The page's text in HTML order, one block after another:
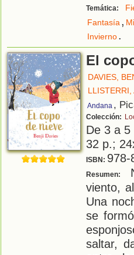
Temática:
Fantasía,
Invierno.
El
DAVIES,
LLISTERRI,
Andana ,
Colección:
De 3 a
32 p.;
ISBN: 978-
Resumen:
viento,
Una
se
saltar,